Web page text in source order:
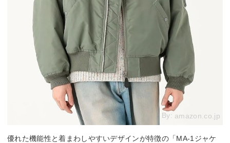
By: amazon.co.jp
優れた機能性と着まわしやすいデザインが特徴の「MA-1ジャケ